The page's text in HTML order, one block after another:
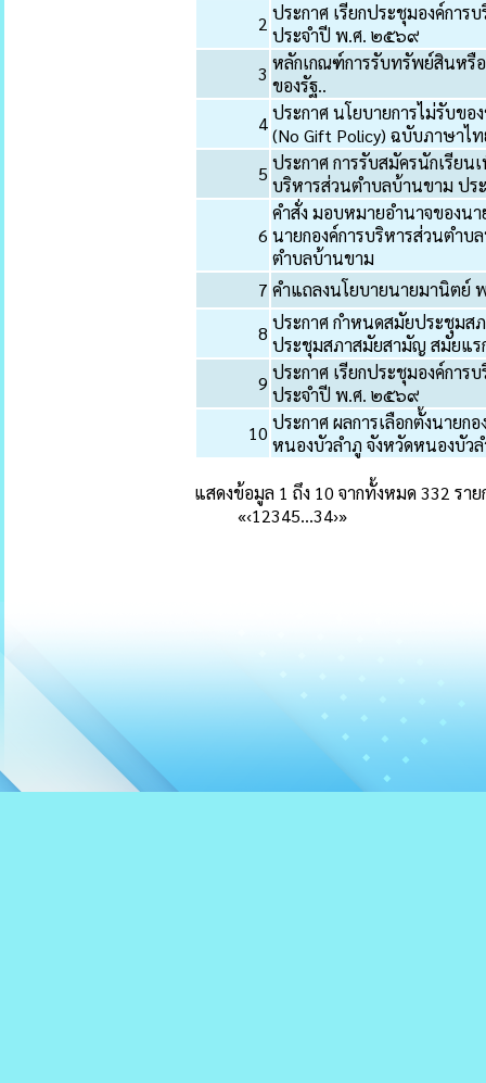
2 ประกาศ เรียกประชุมองค์กา
ประจำปี พ.ศ. ๒๕๖๙
3 หลักเกณฑ์การรับทรัพย์สินหรือ
ของรัฐ..
4ประกาศ นโยบายการไม่รับข
(No Gift Policy) ฉบับภาษาไ
5 ประกาศ การรับสมัครนักเรียน
บริหารส่วนตำบลบ้านขาม ป
6
คำสั่ง มอบหมายอำนาจของน
นายกองค์การบริหารส่วนตำบ
ตำบลบ้านขาม
7 คำแถลงนโยบายนายมานิตย์
8 ประกาศ กำหนดสมัยประชุมส
ประชุมสภาสมัยสามัญ สมัยแร
9 ประกาศ เรียกประชุมองค์กา
ประจำปี พ.ศ. ๒๕๖๙
10 ประกาศ ผลการเลือกตั้งนายก
หนองบัวลำภู จังหวัดหนองบัว
แสดงข้อมูล 1 ถึง 10 จากทั้งหมด 332 ราย
«‹12345…34›»